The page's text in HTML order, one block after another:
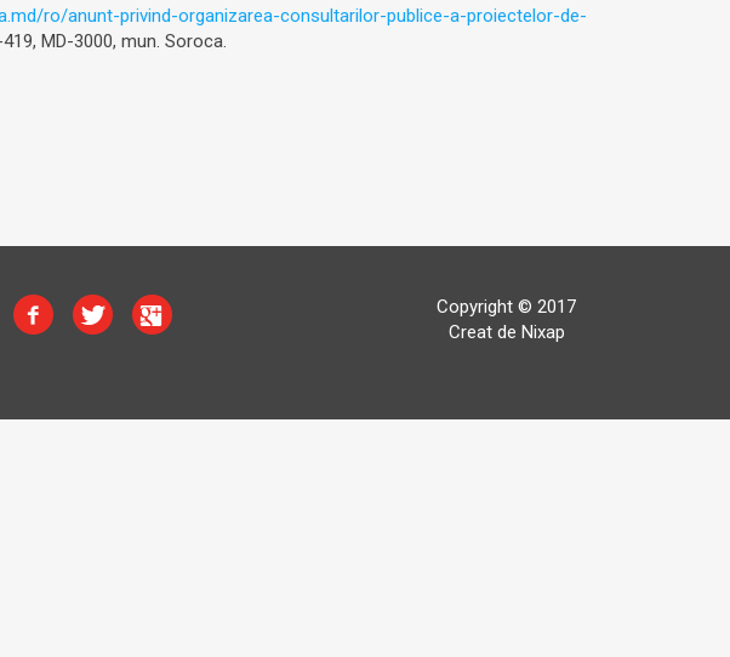
ro/anunt-privind-organizarea-consultarilor-publice-a-proiectelor-de-
MD-3000, mun. Soroca.
Copyright © 2017
Creat de Nixap